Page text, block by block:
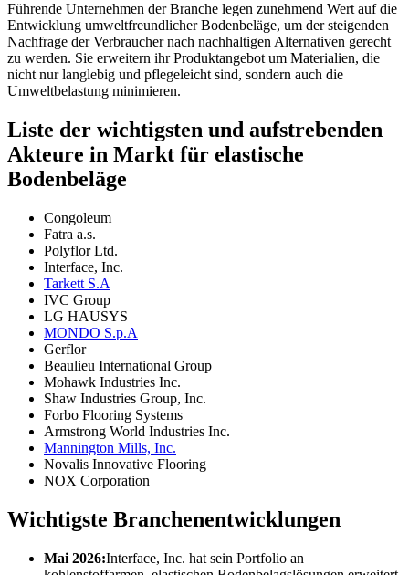
Führende Unternehmen der Branche legen zunehmend Wert auf die
Entwicklung umweltfreundlicher Bodenbeläge, um der steigenden
Nachfrage der Verbraucher nach nachhaltigen Alternativen gerecht
zu werden. Sie erweitern ihr Produktangebot um Materialien, die
nicht nur langlebig und pflegeleicht sind, sondern auch die
Umweltbelastung minimieren.
Liste der wichtigsten und aufstrebenden
Akteure in Markt für elastische
Bodenbeläge
Congoleum
Fatra a.s.
Polyflor Ltd.
Interface, Inc.
Tarkett S.A
IVC Group
LG HAUSYS
MONDO S.p.A
Gerflor
Beaulieu International Group
Mohawk Industries Inc.
Shaw Industries Group, Inc.
Forbo Flooring Systems
Armstrong World Industries Inc.
Mannington Mills, Inc.
Novalis Innovative Flooring
NOX Corporation
Wichtigste Branchenentwicklungen
Mai 2026:Interface, Inc. hat sein Portfolio an